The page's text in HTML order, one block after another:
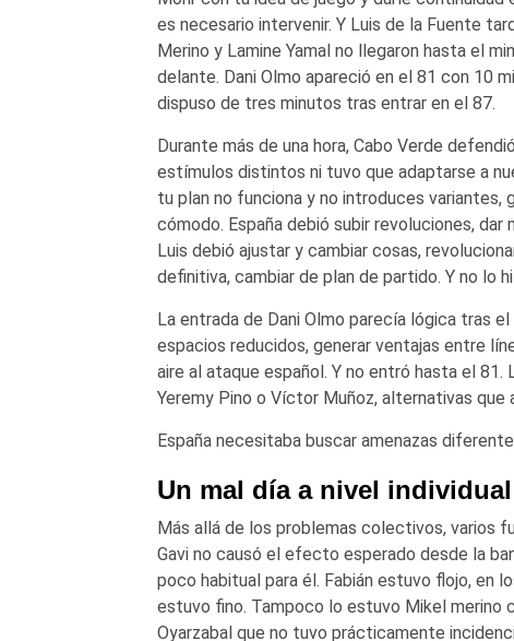
es necesario intervenir. Y Luis de la Fuente
Merino y Lamine Yamal no llegaron hasta el
delante. Dani Olmo apareció en el 81 con 10
dispuso de tres minutos tras entrar en el 87.
Durante más de una hora, Cabo Verde
estímulos distintos ni tuvo que adaptarse a
tu plan no funciona y no introduces variantes,
cómodo. España debió subir revoluciones,
Luis debió ajustar y cambiar cosas,
definitiva, cambiar de plan de partido. Y no lo
La entrada de Dani Olmo parecía lógica tras
espacios reducidos, generar ventajas entre
aire al ataque español. Y no entró hasta el
Yeremy Pino o Víctor Muñoz, alternativas que
España necesitaba buscar amenazas
Un mal día a nivel individual
Más allá de los problemas colectivos, varios
Gavi no causó el efecto esperado desde la
poco habitual para él. Fabián estuvo flojo, en
estuvo fino. Tampoco lo estuvo Mikel merino
Oyarzabal que no tuvo prácticamente